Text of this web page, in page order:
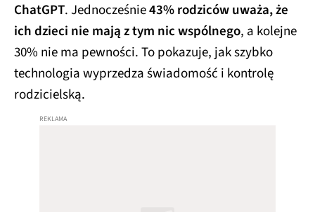
ChatGPT. Jednocześnie43% rodziców uważa, że
ich dzieci nie mają z tym nic wspólnego, a kolejne
30% nie ma pewności. To pokazuje, jak szybko
technologia wyprzedza świadomość i kontrolę
rodzicielską.